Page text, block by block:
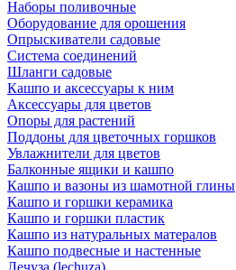
Наборы поливочные
Оборудование для орошения
Опрыскиватели садовые
Система соединений
Шланги садовые
Кашпо и аксессуары к ним
Аксессуары для цветов
Опоры для растений
Поддоны для цветочных горшков
Увлажнители для цветов
Балконные ящики и кашпо
Кашпо и вазоны из шамотной глины
Кашпо и горшки керамика
Кашпо и горшки пластик
Кашпо из натуральных матералов
Кашпо подвесные и настенные
Лечуза (lechuza)